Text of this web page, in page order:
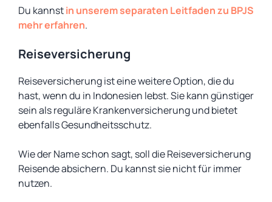
Du kannstin unserem separaten Leitfaden zu BPJS
mehr erfahren.
Reiseversicherung
Reiseversicherung ist eine weitere Option, die du
hast, wenn du in Indonesien lebst. Sie kann günstiger
sein als reguläre Krankenversicherung und bietet
ebenfalls Gesundheitsschutz.
Wie der Name schon sagt, soll die Reiseversicherung
Reisende absichern. Du kannst sie nicht für immer
nutzen.